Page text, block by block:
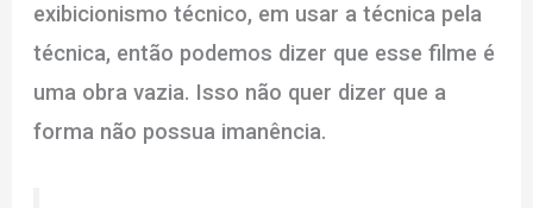
exibicionismo técnico, em usar a técnica pela
técnica, então podemos dizer que esse filme é
uma obra vazia. Isso não quer dizer que a
forma não possua imanência.